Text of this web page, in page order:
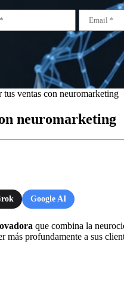
tus ventas con neuromarketing
neuromarketing
Google AI
que combina la
profundamente a sus